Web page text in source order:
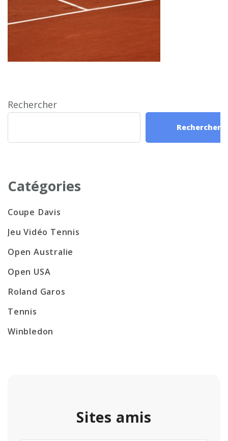
Rechercher
Rechercher
Catégories
Coupe Davis
Jeu Vidéo Tennis
Open Australie
Open USA
Roland Garos
Tennis
Winbledon
Sites amis